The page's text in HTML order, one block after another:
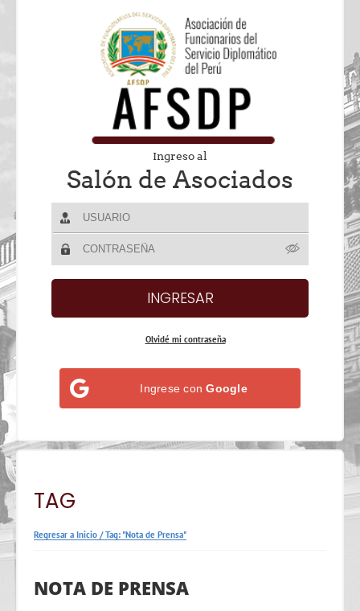
Ingreso al
Salón de Asociados
Olvidé mi contraseña
Ingrese conGoogle
TAG
Regresar a Inicio /Tag: "Nota de Prensa"
NOTA DE PRENSA